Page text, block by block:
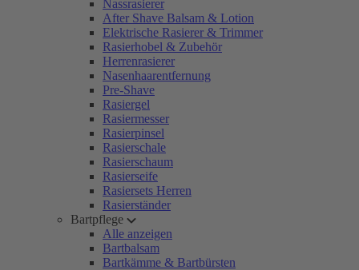
Nassrasierer
After Shave Balsam & Lotion
Elektrische Rasierer & Trimmer
Rasierhobel & Zubehör
Herrenrasierer
Nasenhaarentfernung
Pre-Shave
Rasiergel
Rasiermesser
Rasierpinsel
Rasierschale
Rasierschaum
Rasierseife
Rasiersets Herren
Rasierständer
Bartpflege
Alle anzeigen
Bartbalsam
Bartkämme & Bartbürsten